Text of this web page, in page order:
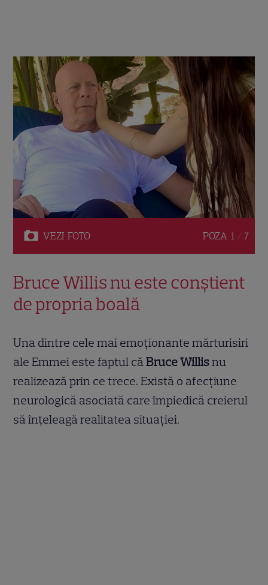
VEZI FOTO POZA 1 / 7
Bruce Willis nu este conștient
de propria boală
Una dintre cele mai emoționante mărturisiri
ale Emmei este faptul căBruce Willisnu
realizează prin ce trece. Există o afecțiune
neurologică asociată care împiedică creierul
să înțeleagă realitatea situației.